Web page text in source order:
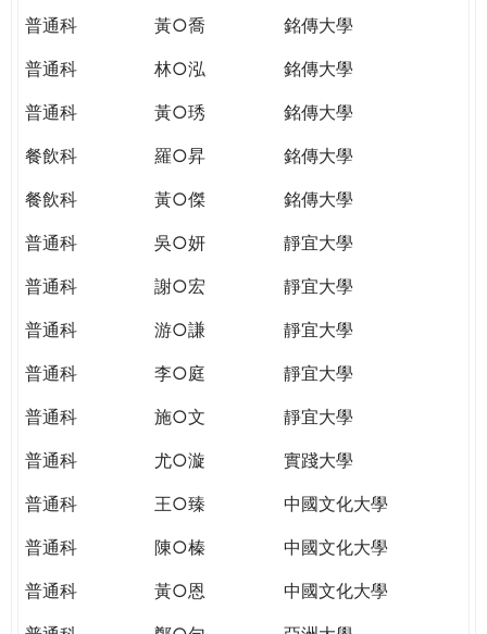
普通科
黃○喬
銘傳大學
普通科
林○泓
銘傳大學
普通科
黃○琇
銘傳大學
餐飲科
羅○昇
銘傳大學
餐飲科
黃○傑
銘傳大學
普通科
吳○妍
靜宜大學
普通科
謝○宏
靜宜大學
普通科
游○謙
靜宜大學
普通科
李○庭
靜宜大學
普通科
施○文
靜宜大學
普通科
尤○漩
實踐大學
普通科
王○臻
中國文化大學
普通科
陳○榛
中國文化大學
普通科
黃○恩
中國文化大學